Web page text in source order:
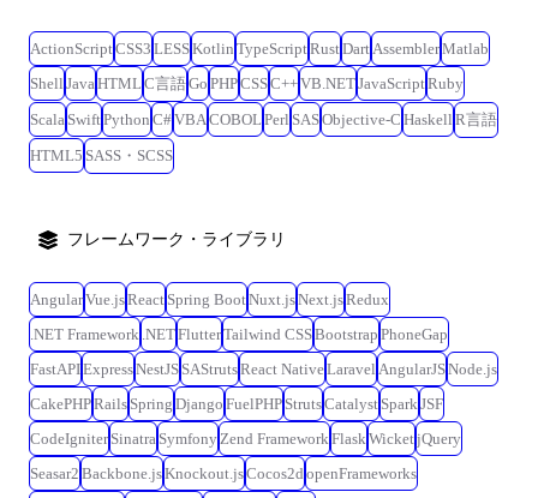
徴:レガシーシステムからPowerPlatformへの移行を推進中にて実装方法の
自由度が高く、対象ツールの選定から関わることができる。 ┗同企業様
内の複数プロジェクトにて当社メンバーの稼働実績があり、就業先の雰
囲気は良好。 <某製造業企業様の営業部門での業務効率化支援(業務効率
化フロー開発)> ■環境:kintone、PowerPlatform(PowerAutomate)、
ExcelVBA ■工程:要件定義、設計、開発、テスト、運用保守 ┗既に当社
事情があればリモート勤務が相談可能。 ■特徴:手作業だった各種フロー
をkintoneを中心とした管理へ移行し、成功事例を基に全国への取り組み
を拡大していく。 ┗メインツールはkintoneとなるがPowerAutomateや
ExcelVBAも併用しており、複数ツールの経験を積む事ができる、且つ、
kintoneはカスタマイズ開発も行うためJavaScript等のコーディング知見を
活かすことが可能。
ActionScriptCSS3 LESSKotlin TypeScriptRustDartAssemblerMatlab
Shell JavaHTML C言語Go PHPCSSC++VB.NETJavaScriptRuby
Scala SwiftPython C#VBACOBOL Perl SASObjective-C Haskell R言語
HTML5 SASS・SCSS
フレームワーク・ライブラリ
AngularVue.jsReact Spring BootNuxt.jsNext.jsRedux
.NET Framework .NETFlutterTailwind CSSBootstrap PhoneGap
FastAPIExpressNestJS SAStrutsReact NativeLaravel AngularJSNode.js
CakePHPRails Spring Django FuelPHP StrutsCatalyst SparkJSF
CodeIgniter Sinatra SymfonyZend FrameworkFlaskWicketjQuery
Seasar2 Backbone.jsKnockout.jsCocos2d openFrameworks